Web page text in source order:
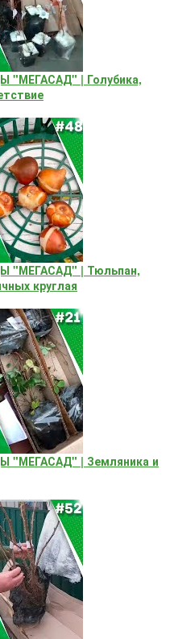
| Голубика,
"МЕГАСАД" | Тюльпан,
круглая
| Земляника и